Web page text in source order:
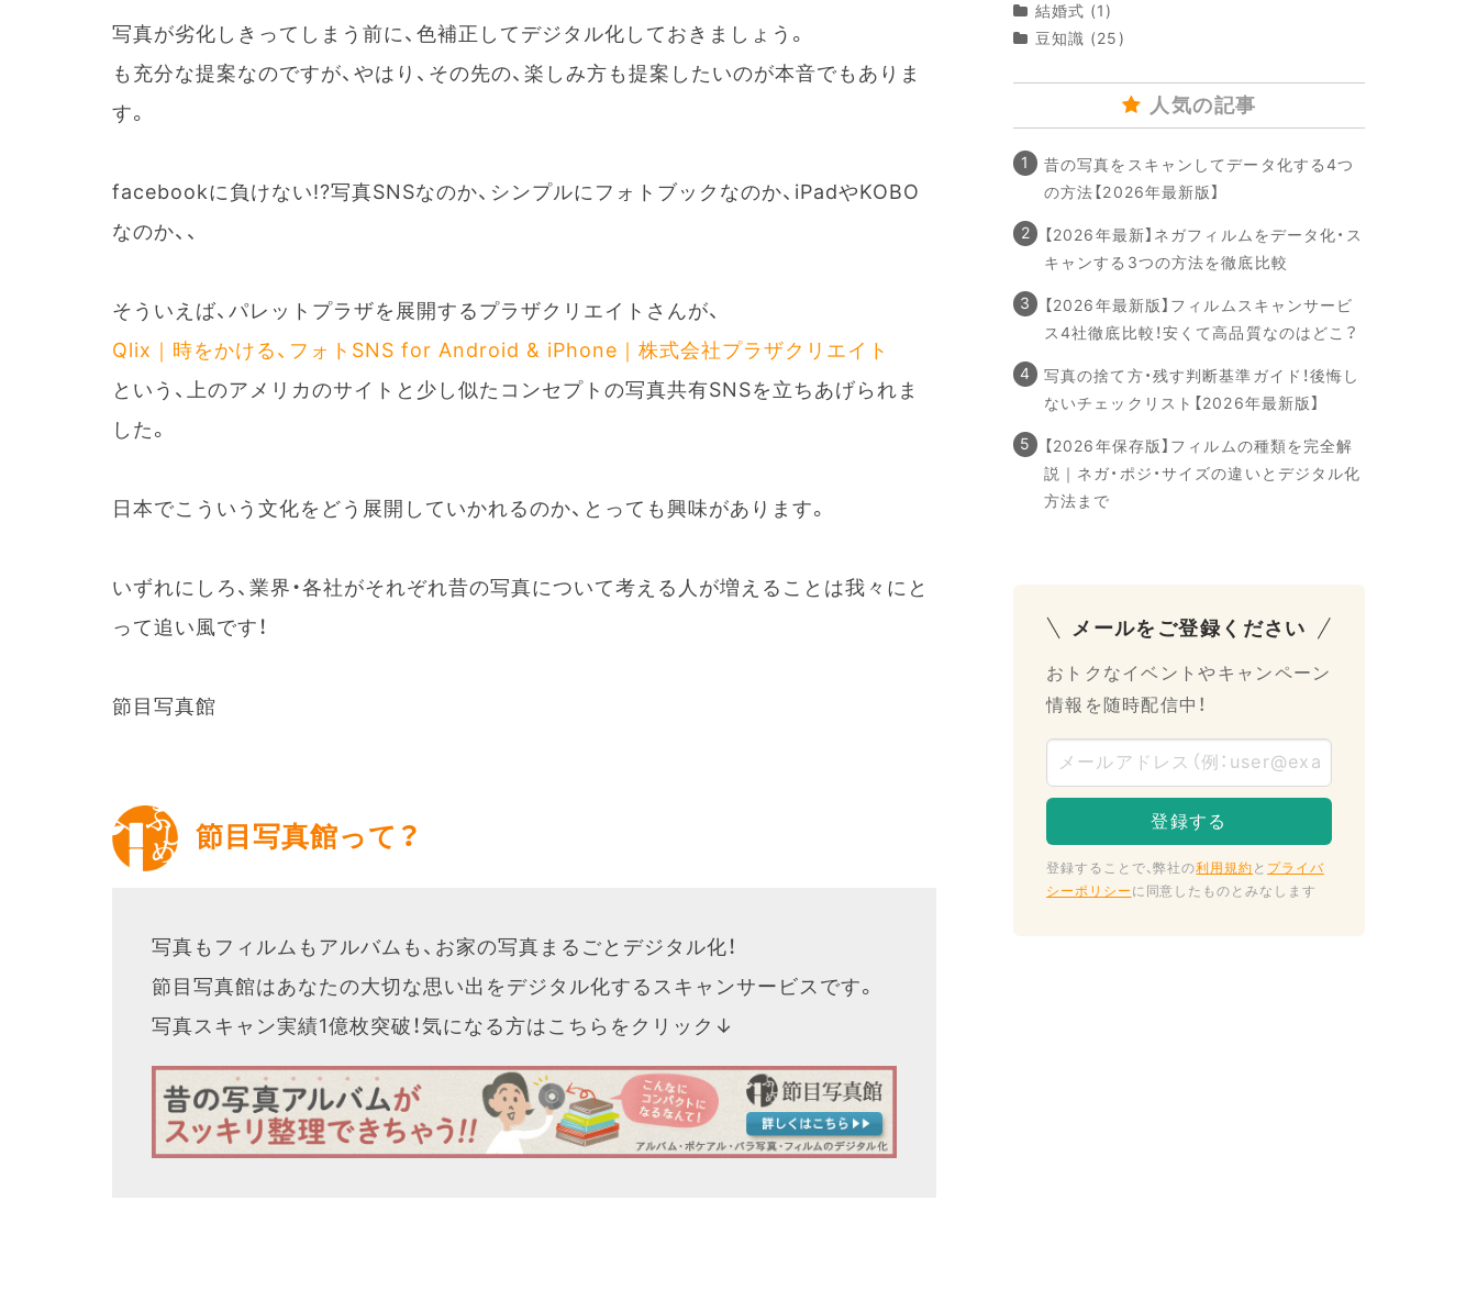
写真が劣化しきってしまう前に、色補正してデジタル化しておきましょう。
も充分な提案なのですが、やはり、その先の、楽しみ方も提案したいのが本音でもありま
す。
facebookに負けない!?写真SNSなのか、シンプルにフォトブックなのか、iPadやKOBO
なのか、、
そういえば、パレットプラザを展開するプラザクリエイトさんが、
Qlix｜時をかける、フォトSNS for Android & iPhone｜株式会社プラザクリエイト
という、上のアメリカのサイトと少し似たコンセプトの写真共有SNSを立ちあげられま
した。
日本でこういう文化をどう展開していかれるのか、とっても興味があります。
いずれにしろ、業界・各社がそれぞれ昔の写真について考える人が増えることは我々にと
って追い風です！
節目写真館
節目写真館って？
写真もフィルムもアルバムも、お家の写真まるごとデジタル化！
節目写真館はあなたの大切な思い出をデジタル化するスキャンサービスです。
写真スキャン実績1億枚突破！気になる方はこちらをクリック↓
結婚式 (1)
豆知識 (25)
人気の記事
昔の写真をスキャンしてデータ化する4つ
の方法【2026年最新版】
【2026年最新】ネガフィルムをデータ化・ス
キャンする3つの方法を徹底比較
【2026年最新版】フィルムスキャンサービ
ス4社徹底比較！安くて高品質なのはどこ？
写真の捨て方・残す判断基準ガイド！後悔し
ないチェックリスト【2026年最新版】
【2026年保存版】フィルムの種類を完全解
説｜ネガ・ポジ・サイズの違いとデジタル化
方法まで
メールをご登録ください
おトクなイベントやキャンペーン
情報を随時配信中！
登録することで、弊社の利用規約 と プライバ
シーポリシー に同意したものとみなします